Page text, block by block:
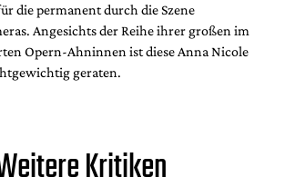
die permanent durch die Szene
Angesichts der Reihe ihrer großen im
Opern-Ahninnen ist diese Anna Nicole
geraten.